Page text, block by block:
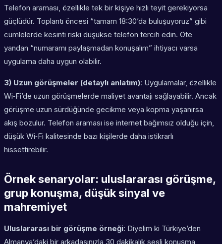
Telefon araması, özellikle tek bir kişiye hızlı teyit gerekiyorsa
güçlüdür. Toplantı öncesi “tamam 18:30’da buluşuyoruz” gibi
cümlelerde kesinti riski düşükse telefon tercih edin. Öte
yandan “numaramı paylaşmadan konuşalım” ihtiyacı varsa
uygulama daha uygun olabilir.
3) Uzun görüşmeler (detaylı anlatım): Uygulamalar, özellikle
Wi‑Fi’de uzun görüşmelerde maliyet avantajı sağlayabilir. Ancak
görüşme uzun sürdüğünde gecikme veya kopma yaşanırsa
akış bozulur. Telefon araması ise internet bağımsız olduğu için,
düşük Wi‑Fi kalitesinde bazı kişilerde daha istikrarlı
hissettirebilir.
Örnek senaryolar: uluslararası görüşme,
grup konuşma, düşük sinyal ve
mahremiyet
Uluslararası bir görüşme örneği: Diyelim ki Türkiye’den
Almanya’daki bir arkadaşınızla 30 dakikalık sesli konuşma